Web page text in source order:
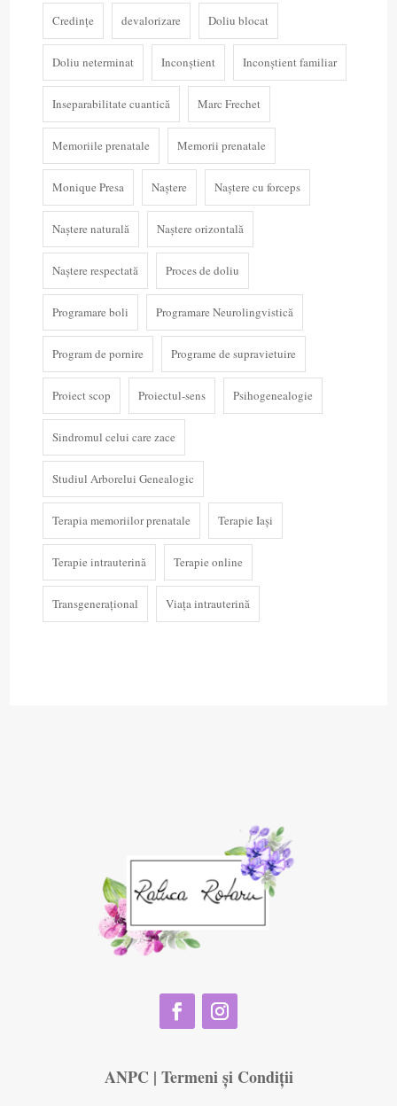
Credințe devalorizare Doliu blocat
Doliu neterminat Inconștient Inconștient familiar
Inseparabilitate cuantică Marc Frechet
Memoriile prenatale Memorii prenatale
Monique Presa Naștere Naștere cu forceps
Naștere naturală Naștere orizontală
Naștere respectată Proces de doliu
Programare boli Programare Neurolingvistică
Program de pornire Programe de supravietuire
Proiect scop Proiectul-sens Psihogenealogie
Sindromul celui care zace
Studiul Arborelui Genealogic
Terapia memoriilor prenatale Terapie Iași
Terapie intrauterină Terapie online
Transgenerațional Viața intrauterină
ANPC | Termeni și Condiții